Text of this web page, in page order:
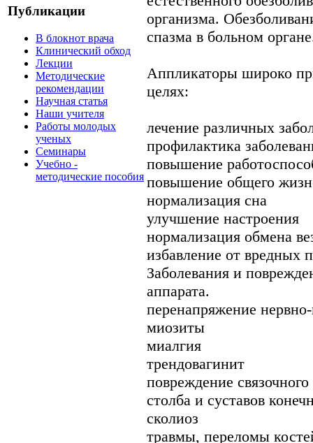
Публикации
В блокнот врача
Клинический обход
Лекции
Методические
рекомендации
Научная статья
Наши учителя
Работы молодых
ученых
Семинары
Учебно -
методические пособия
организма.
спазма в больном
Аппликаторы широко
целях:
лечение различных
профилактика
повышение
повышение общего
нормализация сна
улучшение настроения
нормализация обмена
избавление от вредных
Заболевания и
аппарата.
перенапряжение
миозиты
миалгия
трендовагинит
повреждение
столба и суставов
сколиоз
травмы, переломы